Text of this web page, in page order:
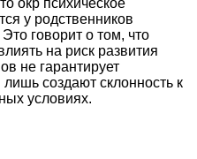
окр психическое
у родственников
говорит о том, что
на риск развития
не гарантирует
создают склонность к
условиях.